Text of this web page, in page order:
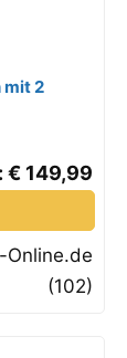
mit 2
Schwarz
€ 149,99
Online.de
(102)